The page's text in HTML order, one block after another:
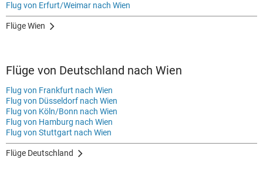
Flug von Erfurt/Weimar nach Wien
Flüge Wien
Flüge von Deutschland nach Wien
Flug von Frankfurt nach Wien
Flug von Düsseldorf nach Wien
Flug von Köln/Bonn nach Wien
Flug von Hamburg nach Wien
Flug von Stuttgart nach Wien
Flüge Deutschland